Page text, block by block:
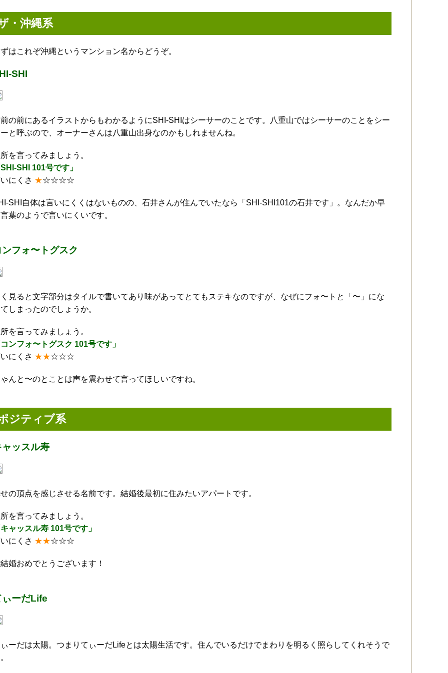
・沖縄系
はこれぞ沖縄というマンション名からどうぞ。
SHI
の前にあるイラストからもわかるようにSHI-SHIはシーサーのことです。八重山ではシーサーのことをシー
と呼ぶので、オーナーさんは八重山出身なのかもしれませんね。
を言ってみましょう。
SHI 101号です」
にくさ ★☆☆☆☆
SHI自体は言いにくくはないものの、石井さんが住んでいたなら「SHI-SHI101の石井です」。なんだか早
葉のようで言いにくいです。
ンフォ〜トグスク
見ると文字部分はタイルで書いてあり味があってとてもステキなのですが、なぜにフォ〜トと「〜」にな
しまったのでしょうか。
を言ってみましょう。
ンフォ〜トグスク 101号です」
にくさ ★★☆☆☆
んと〜のとことは声を震わせて言ってほしいですね。
ジティブ系
ャッスル寿
の頂点を感じさせる名前です。結婚後最初に住みたいアパートです。
を言ってみましょう。
ャッスル寿 101号です」
にくさ ★★☆☆☆
婚おめでとうございます！
ぃーだLife
ーだは太陽。つまりてぃーだLifeとは太陽生活です。住んでいるだけでまわりを明るく照らしてくれそうで